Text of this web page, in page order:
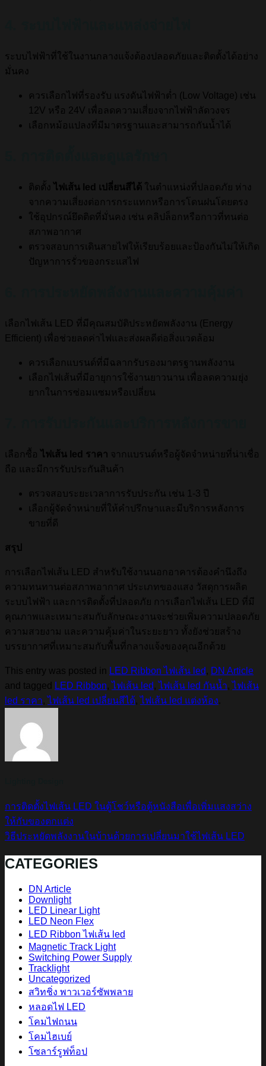
ระบบไฟฟ้าที่ใช้ในงานกลางแจ้งต้องปลอดภัยและติดตั้งได้อย่าง
มั่นคง
ควรเลือกไฟที่รองรับ แรงดันไฟฟ้าต่ำ (Low Voltage) เช่น
12V หรือ 24V เพื่อลดความเสี่ยงจากไฟฟ้าลัดวงจร
เลือกหม้อแปลงที่มีมาตรฐานและสามารถกันน้ำได้
ติดตั้ง ไฟเส้น led เปลี่ยนสีได้ ในตำแหน่งที่ปลอดภัย ห่าง
จากความเสี่ยงต่อการกระแทกหรือการโดนฝนโดยตรง
ใช้อุปกรณ์ยึดติดที่มั่นคง เช่น คลิปล็อกหรือกาวที่ทนต่อ
สภาพอากาศ
ตรวจสอบการเดินสายไฟให้เรียบร้อยและป้องกันไม่ให้เกิด
ปัญหาการรั่วของกระแสไฟ
เลือกไฟเส้น LED ที่มีคุณสมบัติประหยัดพลังงาน (Energy
Efficient) เพื่อช่วยลดค่าไฟและส่งผลดีต่อสิ่งแวดล้อม
ควรเลือกแบรนด์ที่มีฉลากรับรองมาตรฐานพลังงาน
เลือกไฟเส้นที่มีอายุการใช้งานยาวนาน เพื่อลดความยุ่ง
ยากในการซ่อมแซมหรือเปลี่ยน
เลือกซื้อ ไฟเส้น led ราคา จากแบรนด์หรือผู้จัดจำหน่ายที่น่าเชื่อ
ถือ และมีการรับประกันสินค้า
ตรวจสอบระยะเวลาการรับประกัน เช่น 1-3 ปี
เลือกผู้จัดจำหน่ายที่ให้คำปรึกษาและมีบริการหลังการ
ขายที่ดี
สรุป
การเลือกไฟเส้น LED สำหรับใช้งานนอกอาคารต้องคำนึงถึง
ความทนทานต่อสภาพอากาศ ประเภทของแสง วัสดุการผลิต
ระบบไฟฟ้า และการติดตั้งที่ปลอดภัย การเลือกไฟเส้น LED ที่มี
คุณภาพและเหมาะสมกับลักษณะงานจะช่วยเพิ่มความปลอดภัย
ความสวยงาม และความคุ้มค่าในระยะยาว ทั้งยังช่วยสร้าง
บรรยากาศที่เหมาะสมกับพื้นที่กลางแจ้งของคุณอีกด้วย
This entry was posted in LED Ribbon ไฟเส้น led , DN Article
and tagged
LED Ribbon,ไฟเส้น led ,ไฟเส้น led กันน้ำ,ไฟเส้น
led ราคา,ไฟเส้น led เปลี่ยนสีได้,ไฟเส้น led แต่งห้อง.
การติดตั้งไฟเส้น LED ในตู้โชว์หรือตู้หนังสือเพื่อเพิ่มแสงสว่าง
ให้กับของตกแต่ง
วิธีประหยัดพลังงานในบ้านด้วยการเปลี่ยนมาใช้ไฟเส้น LED
CATEGORIES
DN Article
Downlight
LED Linear Light
LED Neon Flex
LED Ribbon ไฟเส้น led
Magnetic Track Light
Switching Power Supply
Tracklight
Uncategorized
สวิทชิ่ง พาวเวอร์ซัพพลาย
หลอดไฟ LED
โคมไฟถนน
โคมไฮเบย์
โซลาร์รูฟท็อป